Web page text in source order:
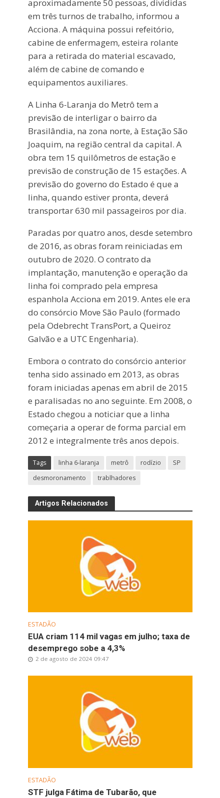
aproximadamente 50 pessoas, divididas
em três turnos de trabalho, informou a
Acciona. A máquina possui refeitório,
cabine de enfermagem, esteira rolante
para a retirada do material escavado,
além de cabine de comando e
equipamentos auxiliares.
A Linha 6-Laranja do Metrô tem a
previsão de interligar o bairro da
Brasilândia, na zona norte, à Estação São
Joaquim, na região central da capital. A
obra tem 15 quilômetros de estação e
previsão de construção de 15 estações. A
previsão do governo do Estado é que a
linha, quando estiver pronta, deverá
transportar 630 mil passageiros por dia.
Paradas por quatro anos, desde setembro
de 2016, as obras foram reiniciadas em
outubro de 2020. O contrato da
implantação, manutenção e operação da
linha foi comprado pela empresa
espanhola Acciona em 2019. Antes ele era
do consórcio Move São Paulo (formado
pela Odebrecht TransPort, a Queiroz
Galvão e a UTC Engenharia).
Embora o contrato do consórcio anterior
tenha sido assinado em 2013, as obras
foram iniciadas apenas em abril de 2015
e paralisadas no ano seguinte. Em 2008, o
Estado chegou a noticiar que a linha
começaria a operar de forma parcial em
2012 e integralmente três anos depois.
Tags linha 6-laranja metrô rodízio
SP
desmoronamento
trablhadores
Artigos Relacionados
ESTADÃO
EUA criam 114 mil vagas em julho; taxa de
desemprego sobe a 4,3%
2 de agosto de 2024 09:47
ESTADÃO
STF julga Fátima de Tubarão, que